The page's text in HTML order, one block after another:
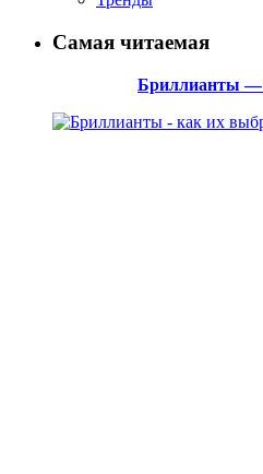
Самая читаемая
Бриллианты —